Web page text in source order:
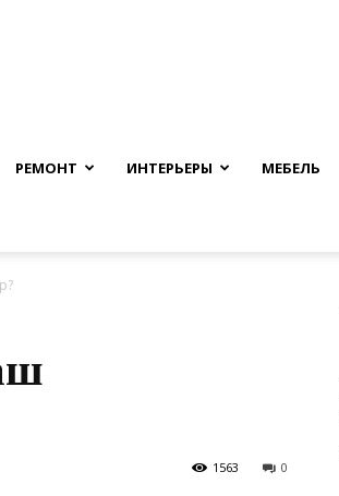
РЕМОНТ ИНТЕРЬЕРЫ МЕБЕЛЬ
0
1563